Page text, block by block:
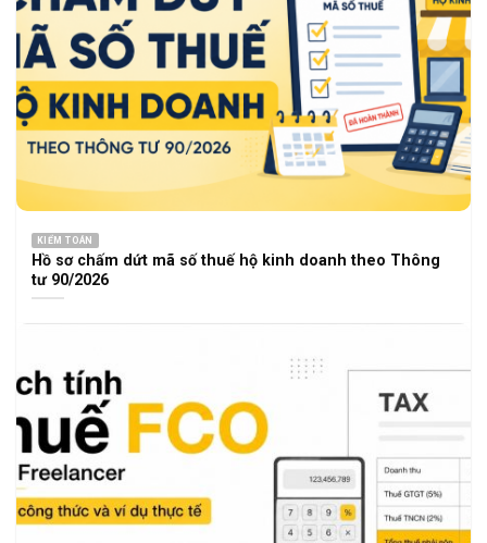
KIỂM TOÁN
Hồ sơ chấm dứt mã số thuế hộ kinh doanh theo Thông
tư 90/2026